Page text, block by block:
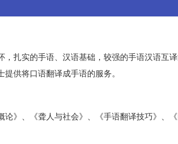
扎实的手语、汉语基础，较强的手语汉语互
供将口语翻译成手语的服务。
》、《聋人与社会》、《手语翻译技巧》、《